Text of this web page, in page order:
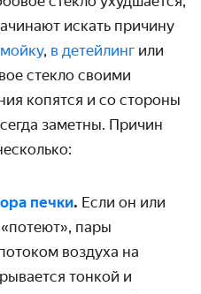
искать причину
, в детейлинг или
стекло своими
копятся и со стороны
заметны. Причин
печки. Если он или
пары
воздуха на
тонкой и